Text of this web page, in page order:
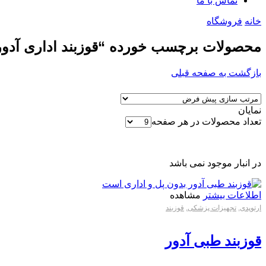
خانه فروشگاه
محصولات برچسب خورده “قوزبند اداری
بازگشت به صفحه قبلی
نمایان
تعداد محصولات در هر صفحه
در انبار موجود نمی باشد
اطلاعات بیشتر مشاهده
ارتوپدی, تجهیزات پزشکی, قوزبند
قوزبند طبی آدور